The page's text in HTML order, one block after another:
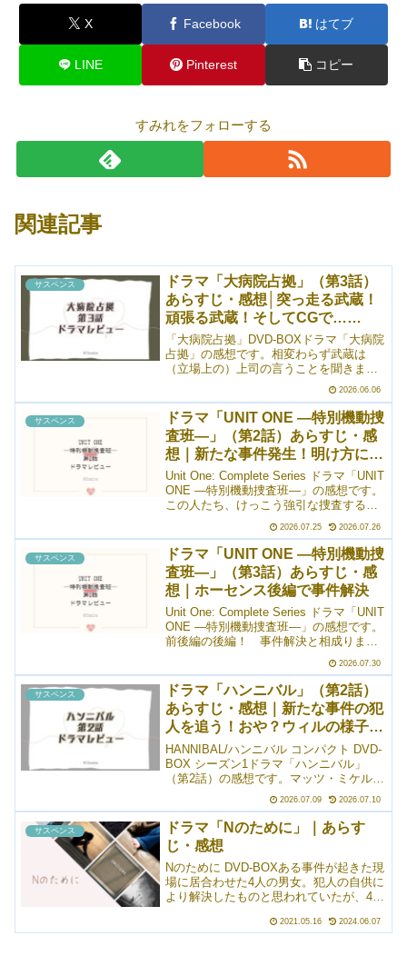
X Facebook はてブ
LINE Pinterest コピー
すみれをフォローする
関連記事
サスペンス
ドラマ「大病院占拠」（第3話）
あらすじ・感想│突っ走る武蔵！
頑張る武蔵！そしてCGで……
「大病院占拠」DVD-BOXドラマ「大病院
占拠」の感想です。相変わらず武蔵は
（立場上の）上司の言うことを聞きませ
てさえいれば……」とフォローしたソニ
ンの立場がなくなってしまう！ とヒヤ
ヒヤ。相変わらずCG...
2026.06.06
サスペンス
ドラマ「UNIT ONE ―特別機動捜
査班―」（第2話）あらすじ・感
想｜新たな事件発生！明け方に召
集
Unit One: Complete Series ドラマ「UNIT
ONE ―特別機動捜査班―」の感想です。
この人たち、けっこう強引な捜査するな
あ（笑）と思いつつ鑑賞。今回は「前
編」ということでしたね。面白い。そん
でもってマッツ・ミケルセ...
2026.07.25 2026.07.26
サスペンス
ドラマ「UNIT ONE ―特別機動捜
査班―」（第3話）あらすじ・感
想｜ホーセンス後編で事件解決
Unit One: Complete Series ドラマ「UNIT
ONE ―特別機動捜査班―」の感想です。
前後編の後編！ 事件解決と相成りまし
かったかなと。ただひたすら「ラクー
ア、推しだわあ」となった...
2026.07.30
サスペンス
ドラマ「ハンニバル」（第2話）
あらすじ・感想｜新たな事件の犯
人を追う！おや？ウィルの様子
が……
HANNIBAL/ハンニバル コンパクト DVD-
BOX シーズン1ドラマ「ハンニバル」
（第2話）の感想です。マッツ・ミケルセ
ン主演「ハンニバル」の第2話で新たな事
件が発生！今回の事件はけっこうグロ
め。犯人が被害者を土の中に生き埋めに
したう...
2026.07.09 2026.07.10
サスペンス
ドラマ「Nのために」｜あらす
じ・感想
Nのために DVD-BOXある事件が起きた現
場に居合わせた4人の男女。犯人の自供に
より解決したものと思われていたが、4人
いくというような内容です。芸術性に優
2021.05.16 2024.06.07